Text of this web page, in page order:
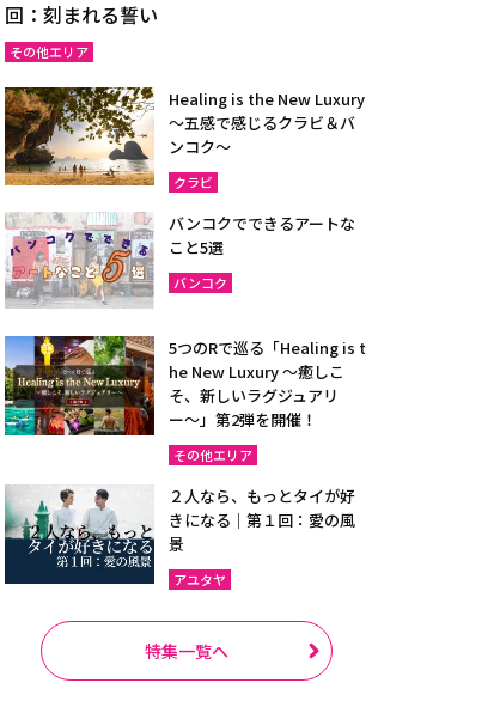
回：刻まれる誓い
その他エリア
Healing is the New Luxury
～五感で感じるクラビ＆バ
ンコク～
クラビ
バンコクでできるアートな
こと5選
バンコク
5つのRで巡る「Healing is t
he New Luxury ～癒しこ
そ、新しいラグジュアリ
ー〜」第2弾を開催！
その他エリア
２人なら、もっとタイが好
きになる｜第１回：愛の風
景
アユタヤ
特集一覧へ